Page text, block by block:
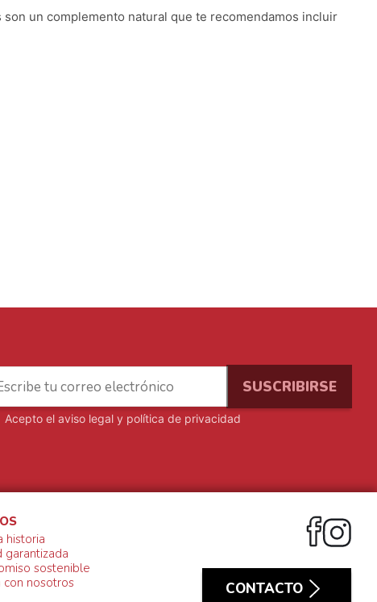
son un complemento natural que te recomendamos incluir
Acepto elaviso legal y política de privacidad
historia
garantizada
sostenible
con nosotros
CONTACTO